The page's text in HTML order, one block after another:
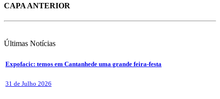
CAPA ANTERIOR
Últimas Notícias
Expofacic: temos em Cantanhede uma grande feira-festa
31 de Julho 2026